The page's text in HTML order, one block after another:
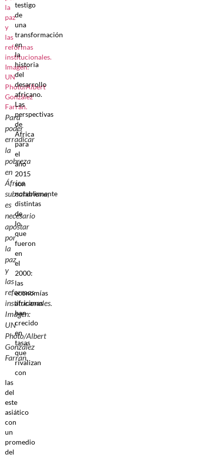
Para
poder
erradicar
la
pobreza
en
África
subsahariana,
es
necesario
apostar
por
la
paz
y
las
reformas
institucionales.
Imagen:
UN
Photo/Albert
González
Farran.
testigo
de
una
transformación
en
la
historia
del
desarrollo
africano.
Las
perspectivas
de
África
para
el
año
2015
son
notablemente
distintas
de
lo
que
fueron
en
el
2000:
las
economías
africanas
han
crecido
en
tasas
que
rivalizan
con
las
del
este
asiático
con
un
promedio
del